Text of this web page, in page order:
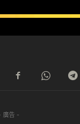
廣告 -